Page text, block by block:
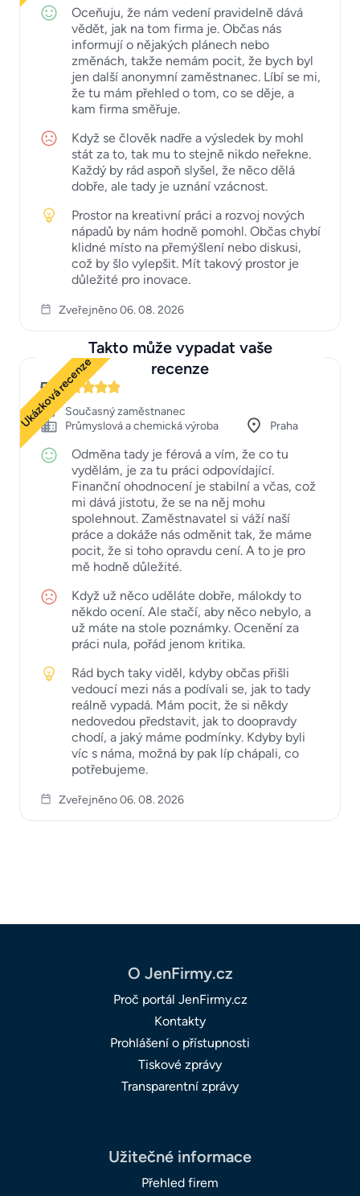
Oceňuju, že nám vedení pravidelně dává
vědět, jak na tom firma je. Občas nás
informují o nějakých plánech nebo
změnách, takže nemám pocit, že bych byl
jen další anonymní zaměstnanec. Líbí se mi,
že tu mám přehled o tom, co se děje, a
kam firma směřuje.
Když se člověk nadře a výsledek by mohl
stát za to, tak mu to stejně nikdo neřekne.
Každý by rád aspoň slyšel, že něco dělá
dobře, ale tady je uznání vzácnost.
Prostor na kreativní práci a rozvoj nových
nápadů by nám hodně pomohl. Občas chybí
klidné místo na přemýšlení nebo diskusi,
což by šlo vylepšit. Mít takový prostor je
důležité pro inovace.
Zveřejněno 06. 08. 2026
Takto může vypadat vaše
recenze
Ukázková recenze
5
Současný zaměstnanec
Průmyslová a chemická výroba
Praha
Odměna tady je férová a vím, že co tu
vydělám, je za tu práci odpovídající.
Finanční ohodnocení je stabilní a včas, což
mi dává jistotu, že se na něj mohu
spolehnout. Zaměstnavatel si váží naší
práce a dokáže nás odměnit tak, že máme
pocit, že si toho opravdu cení. A to je pro
mě hodně důležité.
Když už něco uděláte dobře, málokdy to
někdo ocení. Ale stačí, aby něco nebylo, a
už máte na stole poznámky. Ocenění za
práci nula, pořád jenom kritika.
Rád bych taky viděl, kdyby občas přišli
vedoucí mezi nás a podívali se, jak to tady
reálně vypadá. Mám pocit, že si někdy
nedovedou představit, jak to doopravdy
chodí, a jaký máme podmínky. Kdyby byli
víc s náma, možná by pak líp chápali, co
potřebujeme.
Zveřejněno 06. 08. 2026
O JenFirmy.cz
Proč portál JenFirmy.cz
Kontakty
Prohlášení o přístupnosti
Tiskové zprávy
Transparentní zprávy
Užitečné informace
Přehled firem